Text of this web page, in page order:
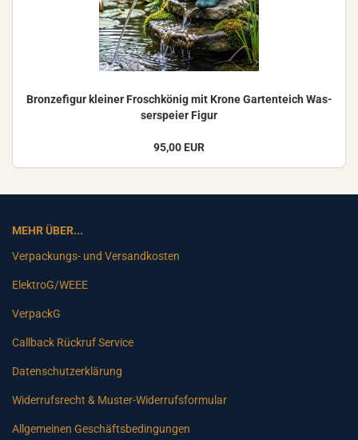
Bron­ze­fi­gur klei­ner Frosch­kö­nig mit Krone Gar­ten­teich Was­
ser­spei­er Figur
95,00 EUR
MEHR ÜBER...
Verpackungs- und Versandkosten
ElektroG/WEEE
VerpackG
Callback Rückruf Service
Datenschutzerklärung
Widerrufsrecht & Muster-Widerrufsformular
Allgemeinen Geschäftsbedingungen